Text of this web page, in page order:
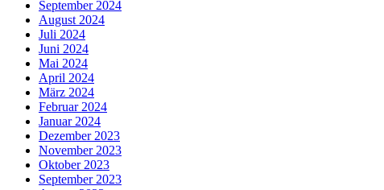
September 2024
August 2024
Juli 2024
Juni 2024
Mai 2024
April 2024
März 2024
Februar 2024
Januar 2024
Dezember 2023
November 2023
Oktober 2023
September 2023